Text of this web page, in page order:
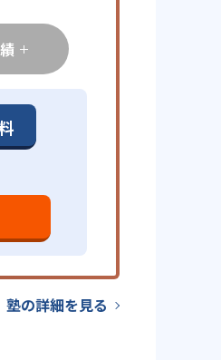
塾の詳細を見る